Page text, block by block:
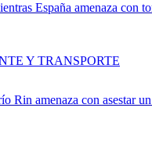
España amenaza con
Rin amenaza con asestar
Y TRANSPORTE